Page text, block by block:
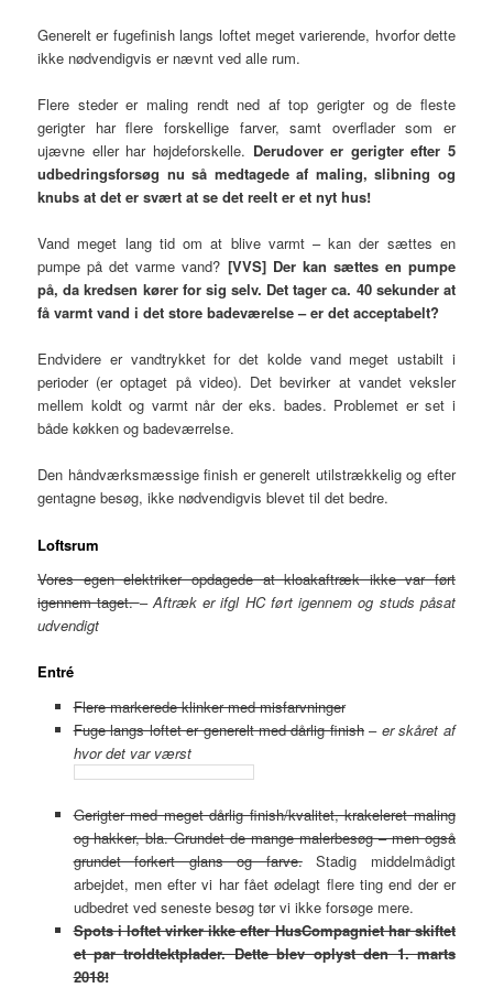
Generelt er fugefinish langs loftet meget varierende, hvorfor dette
ikke nødvendigvis er nævnt ved alle rum.
Flere steder er maling rendt ned af top gerigter og de fleste
gerigter har flere forskellige farver, samt overflader som er
ujævne eller har højdeforskelle. Derudover er gerigter efter 5
udbedringsforsøg nu så medtagede af maling, slibning og
knubs at det er svært at se det reelt er et nyt hus!
Vand meget lang tid om at blive varmt – kan der sættes en
pumpe på det varme vand? [VVS] Der kan sættes en pumpe
på, da kredsen kører for sig selv. Det tager ca. 40 sekunder at
få varmt vand i det store badeværelse – er det acceptabelt?
Endvidere er vandtrykket for det kolde vand meget ustabilt i
perioder (er optaget på video). Det bevirker at vandet veksler
mellem koldt og varmt når der eks. bades. Problemet er set i
både køkken og badeværrelse.
Den håndværksmæssige finish er generelt utilstrækkelig og efter
gentagne besøg, ikke nødvendigvis blevet til det bedre.
Loftsrum
Vores egen elektriker opdagede at kloakaftræk ikke var ført
igennem taget.–Aftræk er ifgl HC ført igennem og studs påsat
udvendigt
Entré
Flere markerede klinker med misfarvninger
Fuge langs loftet er generelt med dårlig finish – er skåret af
hvor det var værst
Gerigter med meget dårlig finish/kvalitet, krakeleret maling
og hakker, bla. Grundet de mange malerbesøg – men også
grundet forkert glans og farve.Stadig middelmådigt
arbejdet, men efter vi har fået ødelagt flere ting end der er
udbedret ved seneste besøg tør vi ikke forsøge mere.
Spots i loftet virker ikke efter HusCompagniet har skiftet
et par troldtektplader. Dette blev oplyst den 1. marts
2018!